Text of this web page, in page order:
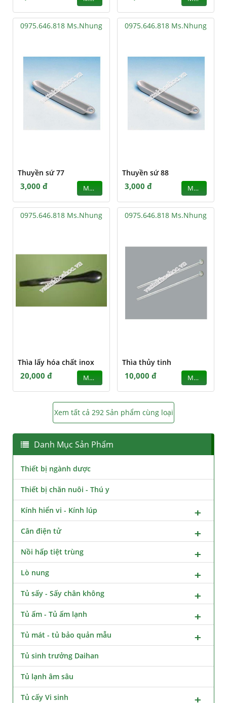
0975.646.818 Ms.Nhung
Thuyền sứ 77
3,000 đ MUA
0975.646.818 Ms.Nhung
Thuyền sứ 88
3,000 đ MUA
0975.646.818 Ms.Nhung
Thìa lấy hóa chất inox
20,000 đ MUA
0975.646.818 Ms.Nhung
Thìa thủy tinh
10,000 đ MUA
Xem tất cả 292 Sản phẩm cùng loại
Danh Mục Sản Phẩm
Thiết bị ngành dược
Thiết bị chăn nuôi - Thú y
Kính hiển vi - Kính lúp
Cân điện tử
Nồi hấp tiệt trùng
Lò nung
Tủ sấy - Sấy chân không
Tủ ấm - Tủ ấm lạnh
Tủ mát - tủ bảo quản mẫu
Tủ sinh trưởng Daihan
Tủ lạnh âm sâu
Tủ cấy Vi sinh